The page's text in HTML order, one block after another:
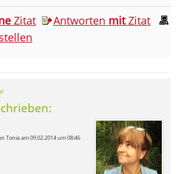
Zitat Antworten mitZitat
Tonia am 09.02.2014 um 08:46